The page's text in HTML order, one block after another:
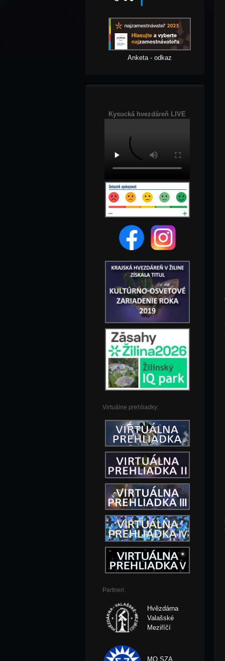
Anketa - odkaz
Kysucká hvezdáreň LIVE
Virtuálne prehliadky:
Partneri:
Hvězdárna
Valašské
Meziříčí
MO SZA